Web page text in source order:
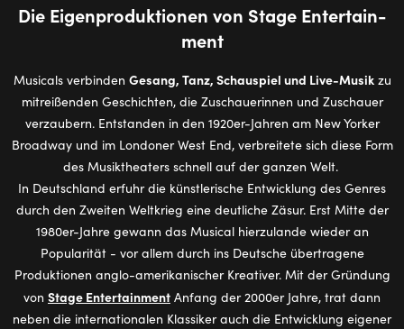
Die Ei­gen­pro­duk­tio­nen von Stage En­ter­tain­
ment
Musicals verbinden Gesang, Tanz, Schauspiel und Live-Musikzu
mitreißenden Geschichten, die Zuschauerinnen und Zuschauer
verzaubern. Entstanden in den 1920er-Jahren am New Yorker
Broadway und im Londoner West End, verbreitete sich diese Form
des Musiktheaters schnell auf der ganzen Welt.
In Deutschland erfuhr die künstlerische Entwicklung des Genres
durch den Zweiten Weltkrieg eine deutliche Zäsur. Erst Mitte der
1980er-Jahre gewann das Musical hierzulande wieder an
Popularität - vor allem durch ins Deutsche übertragene
Produktionen anglo-amerikanischer Kreativer. Mit der Gründung
von Stage Entertainment Anfang der 2000er Jahre, trat dann
neben die internationalen Klassiker auch die Entwicklung eigener